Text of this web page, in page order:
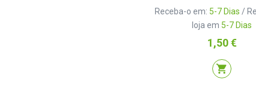
Receba-o em: 5-7 Dias /
loja em 5-7 Dias
Preço
1,50 €
shopping_cart